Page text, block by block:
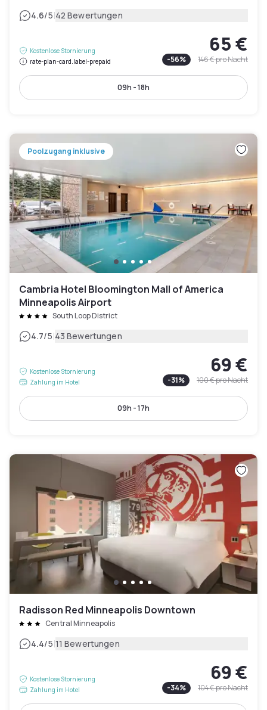
4.6/5|42 Bewertungen
Kostenlose Stornierung
rate-plan-card.label-prepaid
65 €
-56% 146 €pro Nacht
09h - 18h
Poolzugang inklusive
Cambria Hotel Bloomington Mall of America
Minneapolis Airport
South Loop District
4.7/5|43 Bewertungen
Kostenlose Stornierung
Zahlung im Hotel
69 €
-31% 100 €pro Nacht
09h - 17h
Radisson Red Minneapolis Downtown
Central Minneapolis
4.4/5|11 Bewertungen
Kostenlose Stornierung
Zahlung im Hotel
69 €
-34% 104 €pro Nacht